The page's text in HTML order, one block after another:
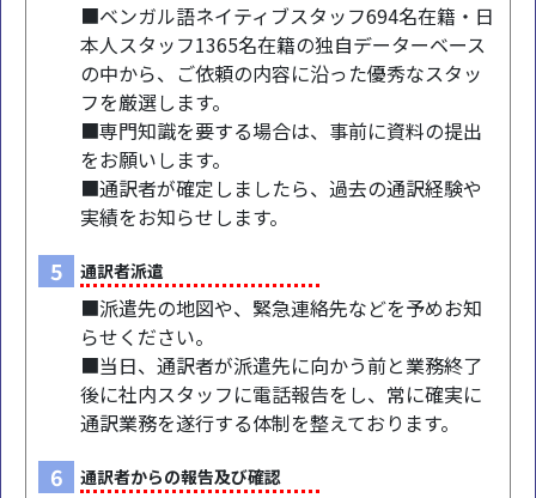
■ベンガル語ネイティブスタッフ694名在籍・日
本人スタッフ1365名在籍の独自データーベース
の中から、ご依頼の内容に沿った優秀なスタッ
フを厳選します。
■専門知識を要する場合は、事前に資料の提出
をお願いします。
■通訳者が確定しましたら、過去の通訳経験や
実績をお知らせします。
5 通訳者派遣
■派遣先の地図や、緊急連絡先などを予めお知
らせください。
■当日、通訳者が派遣先に向かう前と業務終了
後に社内スタッフに電話報告をし、常に確実に
通訳業務を遂行する体制を整えております。
6 通訳者からの報告及び確認